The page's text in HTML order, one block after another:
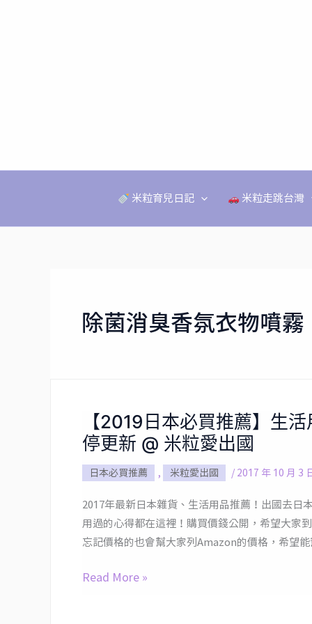
米粒育兒日記 米粒走跳台灣
除菌消臭香氛衣物噴霧
【2019日本必買推薦】生
停更新 @ 米粒愛出國
日本必買推薦 , 米粒愛出國 / 2017 年 10 月 3
2017年最新日本雜貨、生活用品推薦！出國去日
用過的心得都在這裡！購買價錢公開，希望大家
忘記價格的也會幫大家列Amazon的價格，希望
【2019
日
必
買
推
薦】
活
Read More »